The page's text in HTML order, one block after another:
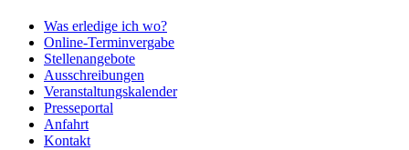
Was erledige ich wo?
Online-Terminvergabe
Stellenangebote
Ausschreibungen
Veranstaltungskalender
Presseportal
Anfahrt
Kontakt